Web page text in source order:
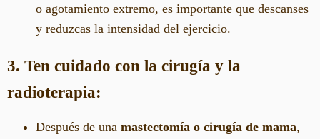
o agotamiento extremo, es importante que descanses
y reduzcas la intensidad del ejercicio.
3. Ten cuidado con la cirugía y la
radioterapia:
Después de una mastectomía o cirugía de mama,